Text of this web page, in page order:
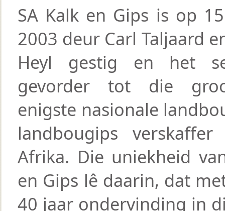
SA Kalk en Gips is op
2003 deur Carl Taljaard
Heyl gestig en het
gevorder tot die
enigste nasionale
landbougips
Afrika. Die uniekheid
en Gips lê daarin, dat
40 jaar ondervinding in